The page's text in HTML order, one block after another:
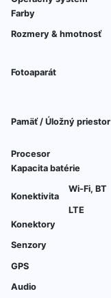
Farby
Rozmery & hmotnosť
Fotoaparát
Pamäť / Úložný priestor
Procesor
Kapacita batérie
Konektivita
Wi-Fi, BT
LTE
Konektory
Senzory
GPS
Audio